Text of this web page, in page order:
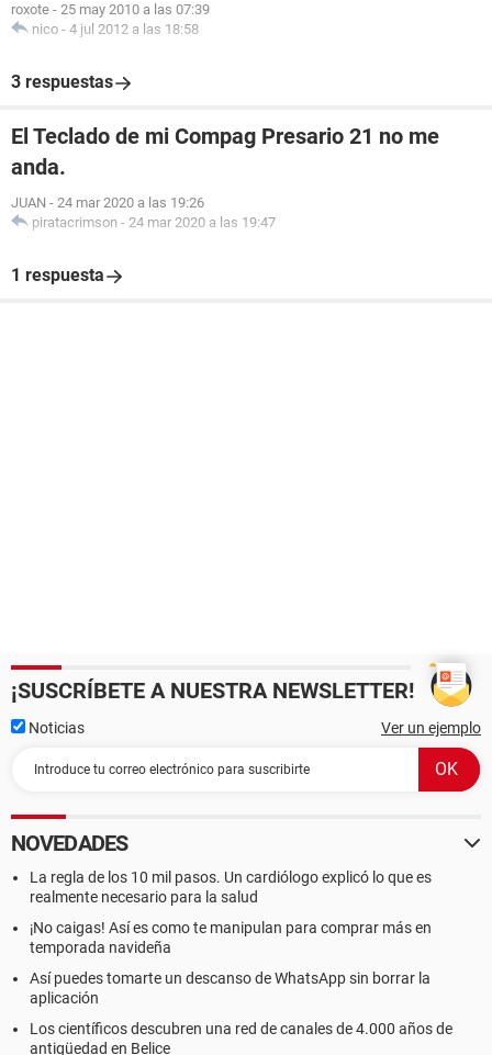
roxote - 25 may 2010 a las 07:39
nico - 4 jul 2012 a las 18:58
3 respuestas
El Teclado de mi Compag Presario 21 no me
anda.
JUAN - 24 mar 2020 a las 19:26
piratacrimson - 24 mar 2020 a las 19:47
1 respuesta
¡SUSCRÍBETE A NUESTRA NEWSLETTER!
Noticias Ver un ejemplo
NOVEDADES
La regla de los 10 mil pasos. Un cardiólogo explicó lo que es
realmente necesario para la salud
¡No caigas! Así es como te manipulan para comprar más en
temporada navideña
Así puedes tomarte un descanso de WhatsApp sin borrar la
aplicación
Los científicos descubren una red de canales de 4.000 años de
antigüedad en Belice